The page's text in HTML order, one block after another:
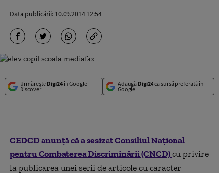
Data publicării: 10.09.2014 12:54
Urmărește Digi24în Google
Discover
Adaugă Digi24ca sursă preferată în
Google
CEDCD anunţă că a sesizat Consiliul Naţional
pentru Combaterea Discriminării (CNCD)cu privire
la publicarea unei serii de articole cu caracter